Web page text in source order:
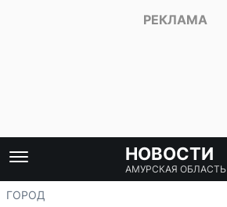
НОВОСТИ
АМУРСКАЯ ОБЛАСТЬ
ГОРОД